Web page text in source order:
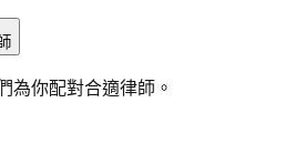
為你配對合適律師。